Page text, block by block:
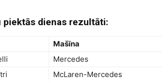
piektās dienas rezultāti:
Mašīna
Mercedes
McLaren-Mercedes